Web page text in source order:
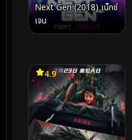
Next Gen (2018) เน็กซ์
เจน
4.9